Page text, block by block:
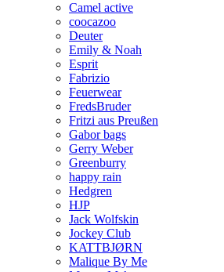
Camel active
coocazoo
Deuter
Emily & Noah
Esprit
Fabrizio
Feuerwear
FredsBruder
Fritzi aus Preußen
Gabor bags
Gerry Weber
Greenburry
happy rain
Hedgren
HJP
Jack Wolfskin
Jockey Club
KATTBJØRN
Malique By Me